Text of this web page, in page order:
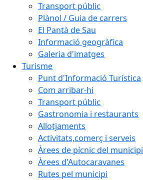
Transport públic
Plànol / Guia de carrers
El Pantà de Sau
Informació geogràfica
Galeria d'imatges
Turisme
Punt d'Informació Turística
Com arribar-hi
Transport públic
Gastronomia i restaurants
Allotjaments
Activitats,comerç i serveis
Àrees de pícnic del municipi
Àrees d'Autocaravanes
Rutes pel municipi